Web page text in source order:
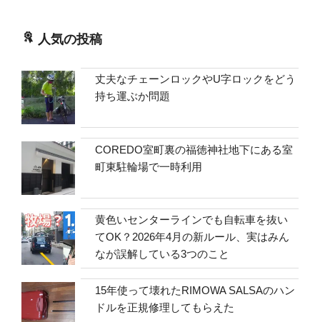
人気の投稿
丈夫なチェーンロックやU字ロックをどう
持ち運ぶか問題
COREDO室町裏の福徳神社地下にある室
町東駐輪場で一時利用
黄色いセンターラインでも自転車を抜い
てOK？2026年4月の新ルール、実はみん
なが誤解している3つのこと
15年使って壊れたRIMOWA SALSAのハン
ドルを正規修理してもらえた